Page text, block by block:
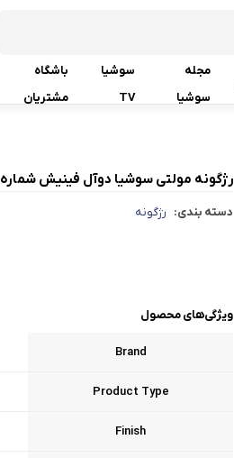
مجله
سوشیا
سوشیا
TV
باشگاه
مشتریان
رژگونه مولتی سوشیا دوآل فینیش شماره 12
دسته بندی: رژگونه
ویژگی‌های محصول
Brand
Product Type
Finish